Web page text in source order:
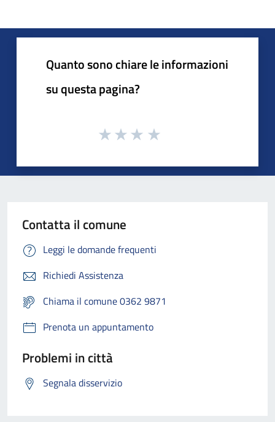
Quanto sono chiare le informazioni
su questa pagina?
Contatta il comune
Leggi le domande frequenti
Richiedi Assistenza
Chiama il comune 0362 9871
Prenota un appuntamento
Problemi in città
Segnala disservizio